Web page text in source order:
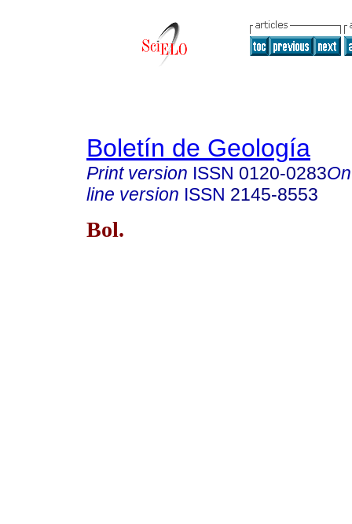
Boletín de Geología
Print version ISSN 0120-0283
line version ISSN 2145-8553
Bol.